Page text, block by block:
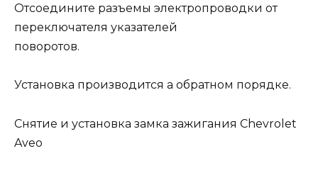
Отсоедините разъемы электропроводки от
переключателя указателей
поворотов.
Установка производится а обратном порядке.
Снятие и установка замка зажигания Chevrolet
Aveo